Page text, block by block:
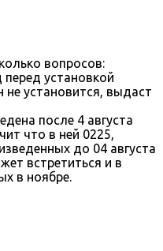
вопросов:
установкой
установится, выдаст
после 4 августа
что в ней 0225,
до 04 августа
встретиться и в
в ноябре.